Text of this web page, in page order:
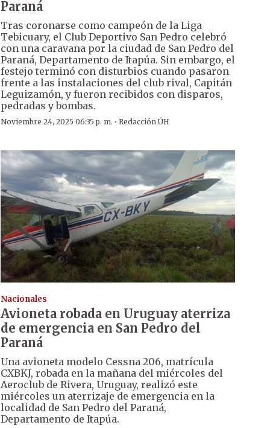
Paraná
Tras coronarse como campeón de la Liga
Tebicuary, el Club Deportivo San Pedro celebró
con una caravana por la ciudad de San Pedro del
Paraná, Departamento de Itapúa. Sin embargo, el
festejo terminó con disturbios cuando pasaron
frente a las instalaciones del club rival, Capitán
Leguizamón, y fueron recibidos con disparos,
pedradas y bombas.
Noviembre 24, 2025 06:35 p. m. · Redacción ÚH
Nacionales
Avioneta robada en Uruguay aterriza
de emergencia en San Pedro del
Paraná
Una avioneta modelo Cessna 206, matrícula
CXBKJ, robada en la mañana del miércoles del
Aeroclub de Rivera, Uruguay, realizó este
miércoles un aterrizaje de emergencia en la
localidad de San Pedro del Paraná,
Departamento de Itapúa.